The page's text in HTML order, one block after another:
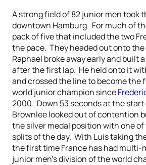
A strong field of 82 junior men took
downtown Hamburg. For much of
pack of five that included the two
the pace. They headed out onto
Raphael broke away early and built
after the first lap. He held onto it
and crossed the line to become the
world junior champion since
2000. Down 53 seconds at the
Brownlee looked out of contention
the silver medal position with one
splits of the day. With Luis taking
the first time France has had multi-
junior men’s division of the world